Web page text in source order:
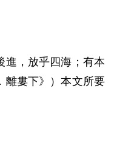
進，放乎四海；有本
離婁下》）本文所要